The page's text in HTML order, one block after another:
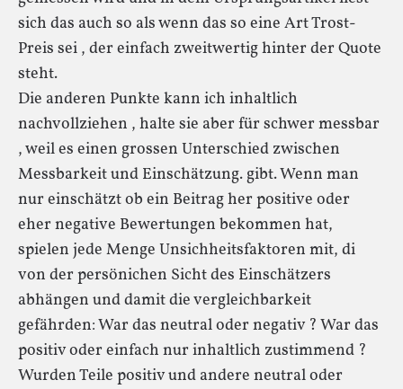
sich das auch so als wenn das so eine Art Trost-
Preis sei , der einfach zweitwertig hinter der Quote
steht.
Die anderen Punkte kann ich inhaltlich
nachvollziehen , halte sie aber für schwer messbar
, weil es einen grossen Unterschied zwischen
Messbarkeit und Einschätzung. gibt. Wenn man
nur einschätzt ob ein Beitrag her positive oder
eher negative Bewertungen bekommen hat,
spielen jede Menge Unsichheitsfaktoren mit, di
von der persönichen Sicht des Einschätzers
abhängen und damit die vergleichbarkeit
gefährden: War das neutral oder negativ ? War das
positiv oder einfach nur inhaltlich zustimmend ?
Wurden Teile positiv und andere neutral oder